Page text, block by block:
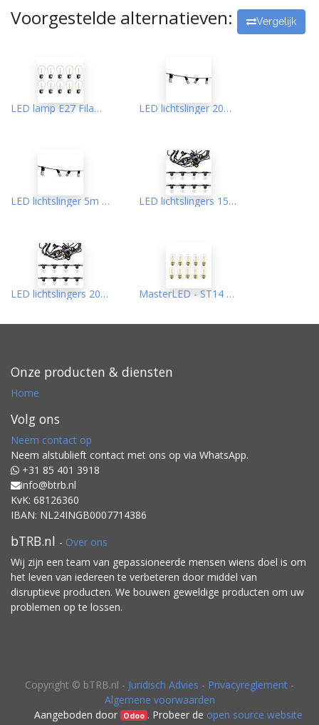
Voorgestelde alternatieven: Vergelijk
LED lamp E27 Filament ST14 2700K 1W 10 st LED lichtslinger 20M 40 x E27 - Tuinverlichting Led - Sfeerverlichting - Prikkabel - Lichtsnoer Buiten & Binnen
LED lichtslinger 5m 5x E27 LED lichtslingers 15M 15x E27
LED lichtslingers 20M 20x E27 MasterLED - ST14 2700K 2W - lamp E27 - Filament - 10stuk
Onze producten & diensten
Home
Volg ons
Neem contact op
Neem alstublieft contact met ons op via WhatsApp.
+31 85 401 3918
info@btrb.nl
KvK: 68126360
IBAN: NL24INGB0007714386
bTRB.nl - Over ons
Wij zijn een team van gepassioneerde mensen wiens doel is om
het leven van iedereen te verbeteren door middel van
disruptieve producten. We bouwen geweldige producten om uw
problemen op te lossen.
Copyright © bTRB.nl - Juridisch Advies - Privacyreglement -
Algemene voorwaarden
Aangeboden door
Odoo . Probeer de open source website